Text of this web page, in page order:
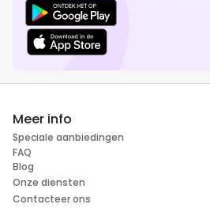
Meer info
Speciale aanbiedingen
FAQ
Blog
Onze diensten
Contacteer ons